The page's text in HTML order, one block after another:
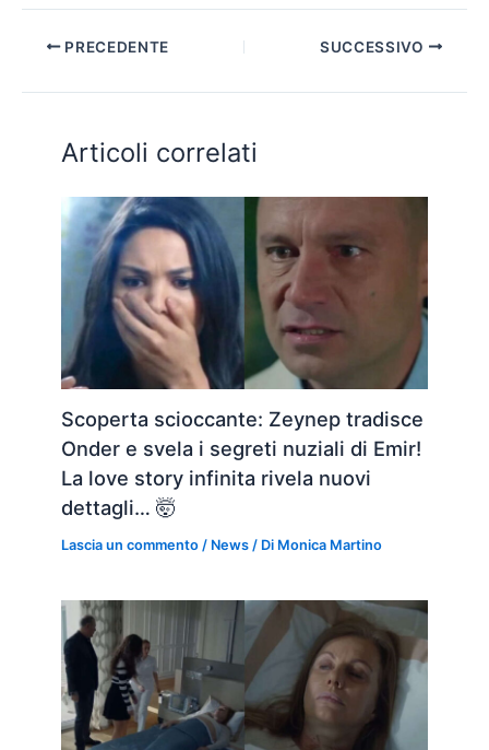
PRECEDENTE SUCCESSIVO
Articoli correlati
Scoperta scioccante: Zeynep tradisce
Onder e svela i segreti nuziali di Emir!
La love story infinita rivela nuovi
dettagli… 🤯
Lascia un commento / News / Di Monica Martino